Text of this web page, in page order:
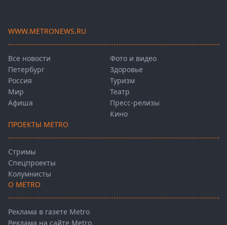
WWW.METRONEWS.RU
Все новости
Петербург
Россия
Мир
Афиша
Фото и видео
Здоровье
Туризм
Театр
Пресс-релизы
Кино
ПРОЕКТЫ METRO
Стримы
Спецпроекты
Колумнисты
О METRO
Реклама в газете Metro
Реклама на сайте Metro